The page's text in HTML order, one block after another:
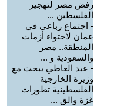
رفض مصر لتهجير
الفلسطين ...
- اجتماع رباعي في
عمان لاحتواء أزمات
المنطقة.. مصر
والسعودية و ...
- عبد العاطي يبحث مع
وزيرة الخارجية
الفلسطينية تطورات
غزة والق ...